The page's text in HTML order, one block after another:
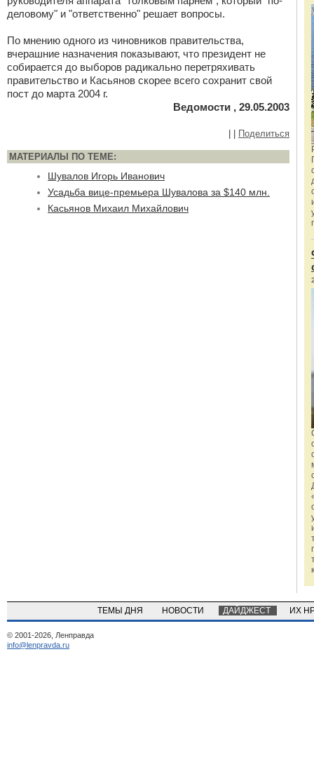
деловому" и "ответственно" решает вопросы.
По мнению одного из чиновников правительства,
вчерашние назначения показывают, что президент не
собирается до выборов радикально перетряхивать
правительство и Касьянов скорее всего сохранит свой
пост до марта 2004 г.
Ведомости , 29.05.2003
Поделиться
МАТЕРИАЛЫ ПО ТЕМЕ:
Шувалов Игорь Иванович
Усадьба вице-премьера Шувалова за $140 млн.
Касьянов Михаил Михайлович
ТЕМЫ ДНЯ НОВОСТИ ДАЙДЖЕСТ ИХ
© 2001-2026, Ленправда
info@lenpravda.ru